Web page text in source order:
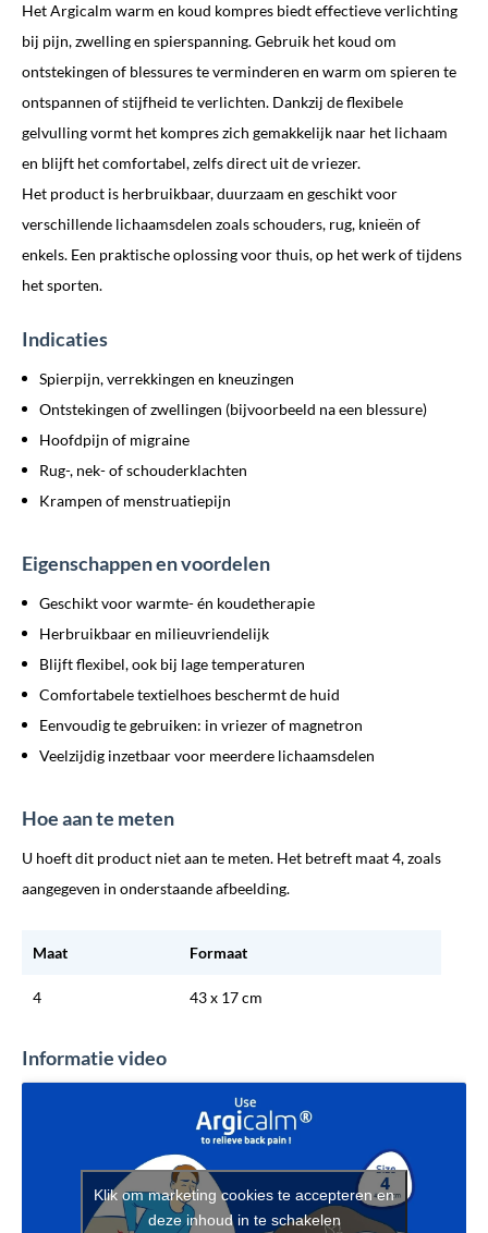
Het Argicalm warm en koud kompres biedt effectieve verlichting
bij pijn, zwelling en spierspanning. Gebruik het koud om
ontstekingen of blessures te verminderen en warm om spieren te
ontspannen of stijfheid te verlichten. Dankzij de flexibele
gelvulling vormt het kompres zich gemakkelijk naar het lichaam
en blijft het comfortabel, zelfs direct uit de vriezer.
Het product is herbruikbaar, duurzaam en geschikt voor
verschillende lichaamsdelen zoals schouders, rug, knieën of
enkels. Een praktische oplossing voor thuis, op het werk of tijdens
het sporten.
Indicaties
Spierpijn, verrekkingen en kneuzingen
Ontstekingen of zwellingen (bijvoorbeeld na een blessure)
Hoofdpijn of migraine
Rug-, nek- of schouderklachten
Krampen of menstruatiepijn
Eigenschappen en voordelen
Geschikt voor warmte- én koudetherapie
Herbruikbaar en milieuvriendelijk
Blijft flexibel, ook bij lage temperaturen
Comfortabele textielhoes beschermt de huid
Eenvoudig te gebruiken: in vriezer of magnetron
Veelzijdig inzetbaar voor meerdere lichaamsdelen
Hoe aan te meten
U hoeft dit product niet aan te meten. Het betreft maat 4, zoals
aangegeven in onderstaande afbeelding.
Maat Formaat
4 43 x 17 cm
Informatie video
Klik om marketing cookies te accepteren en
deze inhoud in te schakelen